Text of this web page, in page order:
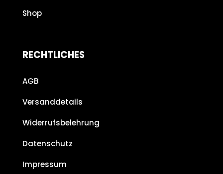
Shop
RECHTLICHES
AGB
Versanddetails
Widerrufsbelehrung
Datenschutz
Impressum